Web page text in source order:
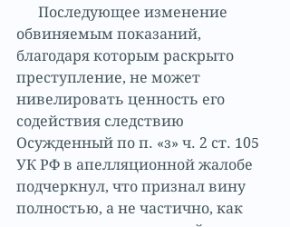
обвиняемым показаний,
благодаря которым раскрыто
преступление, не может
нивелировать ценность его
содействия следствию
Осужденный по п. «з» ч. 2 ст. 105
УК РФ в апелляционной жалобе
подчеркнул, что признал вину
полностью, а не частично, как